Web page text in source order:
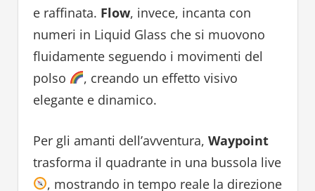
e raffinata. Flow, invece, incanta con
numeri in Liquid Glass che si muovono
fluidamente seguendo i movimenti del
polso
, creando un effetto visivo
elegante e dinamico.
Per gli amanti dell’avventura, Waypoint
trasforma il quadrante in una bussola live
, mostrando in tempo reale la direzione